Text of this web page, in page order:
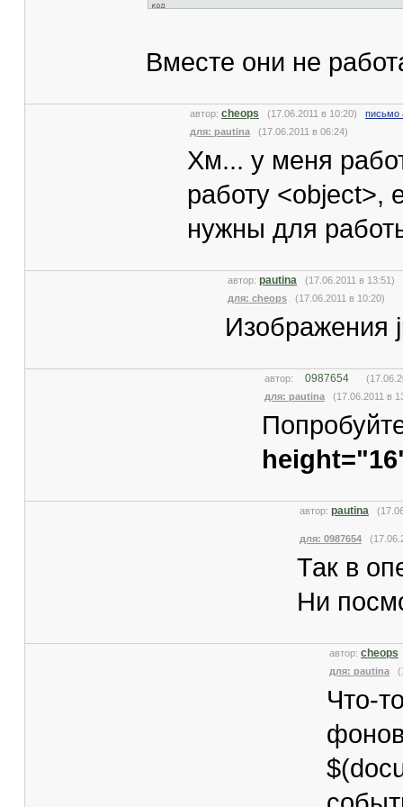
Вместе они не
автор: cheops (17.06.2011 в 10:20) письмо
для: pautina (17.06.2011 в 06:24)
Хм... у меня
работу <object>,
нужны для
автор: pautina (17.06.2011 в 13:51)
для: cheops (17.06.2011 в 10:20)
Изображения
автор: 0987654
для: pautina (17.06.2011 в
автор: pautina
для: 0987654
Так в
Ни
автор: cheops
для: pautina
Что-